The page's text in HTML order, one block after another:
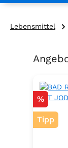
Lebensmittel
Rabatt
%
Tipp